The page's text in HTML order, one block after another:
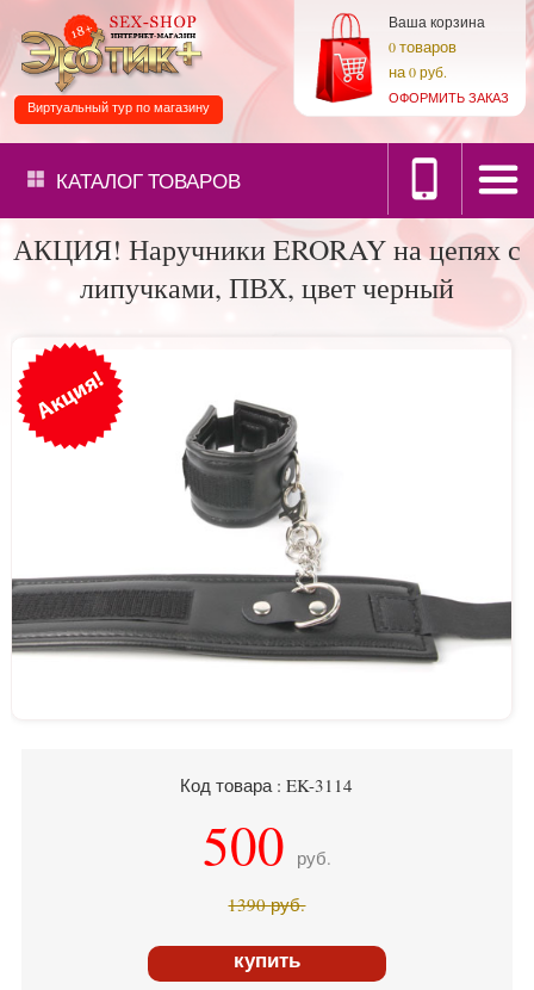
Ваша корзина
0товаров
на0 руб.
ОФОРМИТЬ ЗАКАЗ
Виртуальный тур по магазину
КАТАЛОГТОВАРОВ
АКЦИЯ! Наручники ERORAY на цепях с
липучками, ПВХ, цвет черный
Код товара : EK-3114
500 руб.
1390руб.
купить